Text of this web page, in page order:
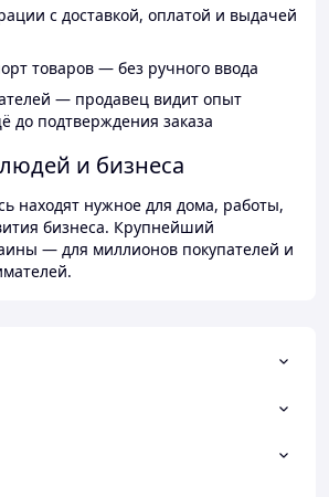
с доставкой, оплатой и выдачей
товаров — без ручного ввода
— продавец видит опыт
до подтверждения заказа
и бизнеса
находят нужное для дома, работы,
бизнеса. Крупнейший
— для миллионов покупателей и